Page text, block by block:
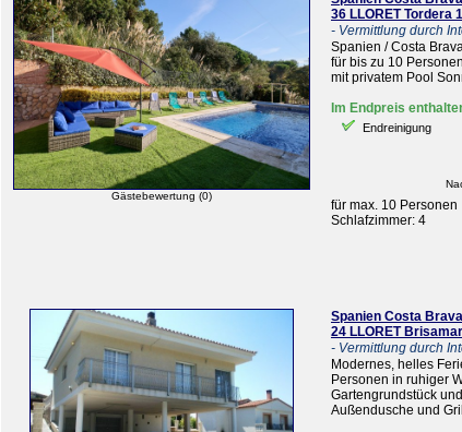
Gästebewertung (0)
36 LLORET Tordera
- Vermittlung durch
Spanien / Costa
für bis zu 10
mit privatem Pool
Im Endpreis
Endreinigung
für max. 10 Personen
Schlafzimmer: 4
Spanien Costa
24 LLORET Brisamar
- Vermittlung durch
Modernes, helles
Personen in ruhiger
Gartengrundstück
Außendusche und